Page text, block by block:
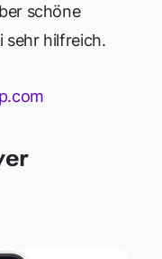
schöne
sehr hilfreich.